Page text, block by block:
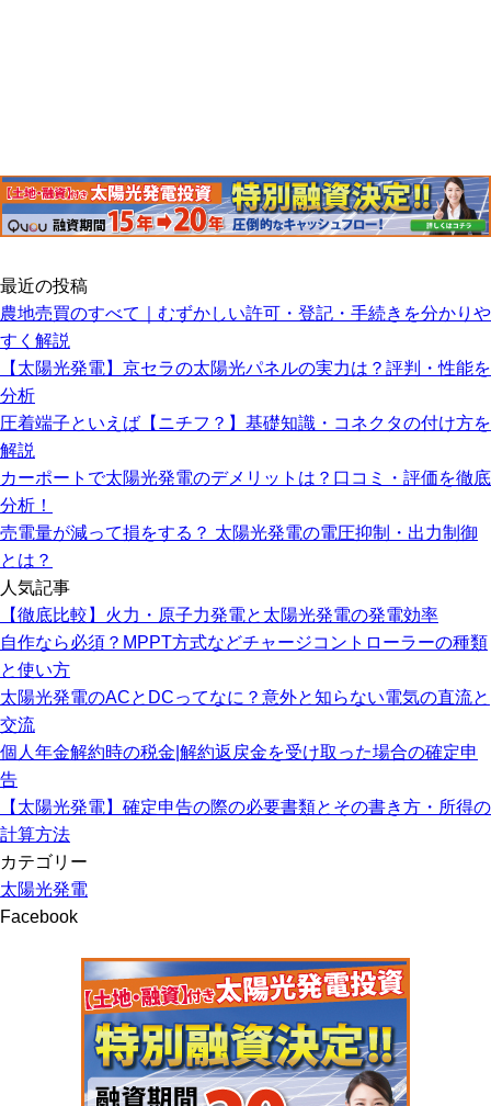
最近の投稿
農地売買のすべて｜むずかしい許可・登記・手続きを分かりや
すく解説
【太陽光発電】京セラの太陽光パネルの実力は？評判・性能を
分析
圧着端子といえば【ニチフ？】基礎知識・コネクタの付け方を
解説
カーポートで太陽光発電のデメリットは？口コミ・評価を徹底
分析！
売電量が減って損をする？ 太陽光発電の電圧抑制・出力制御
とは？
人気記事
【徹底比較】火力・原子力発電と太陽光発電の発電効率
自作なら必須？MPPT方式などチャージコントローラーの種類
と使い方
太陽光発電のACとDCってなに？意外と知らない電気の直流と
交流
個人年金解約時の税金|解約返戻金を受け取った場合の確定申
告
【太陽光発電】確定申告の際の必要書類とその書き方・所得の
計算方法
カテゴリー
太陽光発電
Facebook